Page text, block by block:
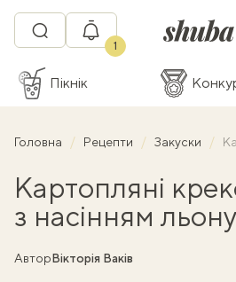
1
Пікнік
Головна Рецепти Закуски
Картопляні
з насінням льону
АвторВікторія Ваків